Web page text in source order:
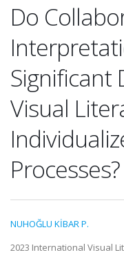
Do
Significant
Visual
Processes?
NUHOĞLU KİBAR P.
2023 International Visual